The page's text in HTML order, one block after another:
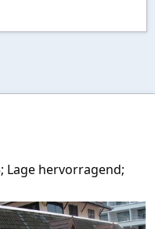
Lage hervorragend;